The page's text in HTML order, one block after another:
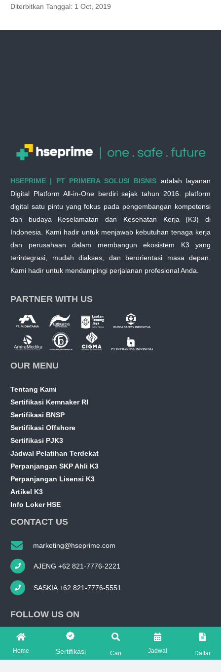
Diterbitkan Tanggal: 1 Oct, 2019
HSEPRIME | PT PRIMERA SOLUSI BISNIS adalah layanan
Digital Platform All-in-One berdiri sejak tahun 2016. platform
digital satu pintu yang fokus pada pengembangan kompetensi
dan budaya Keselamatan dan Kesehatan Kerja (K3) di
Indonesia. Kami hadir untuk menjawab kebutuhan tenaga kerja
dan perusahaan dalam membangun ekosistem K3 yang
terintegrasi, mudah diakses, dan berorientasi masa depan.
Kami hadir untuk mendampingi perjalanan profesional Anda.
PARTNER WITH US
OUR MENU
Tentang Kami
Sertifikasi Kemnaker RI
Sertifikasi BNSP
Sertifikasi Offshore
Sertifikasi PJK3
Jadwal Pelatihan Terdekat
Perpanjangan SKP Ahli K3
Perpanjangan Lisensi K3
Artikel K3
Info Loker HSE
CONTACT US
marketing@hseprime.com
AJENG +62 821-7776-2221
SASKIA +62 821-7776-5551
FOLLOW US ON
Home Sertifikasi Cari Jadwal Daftar